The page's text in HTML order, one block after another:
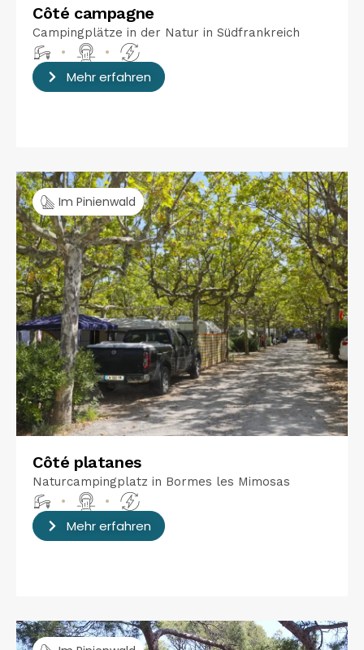
Côté campagne
Campingplätze in der Natur in Südfrankreich
•
•
Mehr erfahren
Im Pinienwald
Côté platanes
Naturcampingplatz in Bormes les Mimosas
•
•
Mehr erfahren